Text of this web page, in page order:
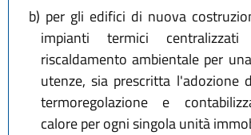
b) per gli edifici di nuova
impianti termici
riscaldamento ambientale per
utenze, sia prescritta l'adozione
termoregolazione e
calore per ogni singola unità